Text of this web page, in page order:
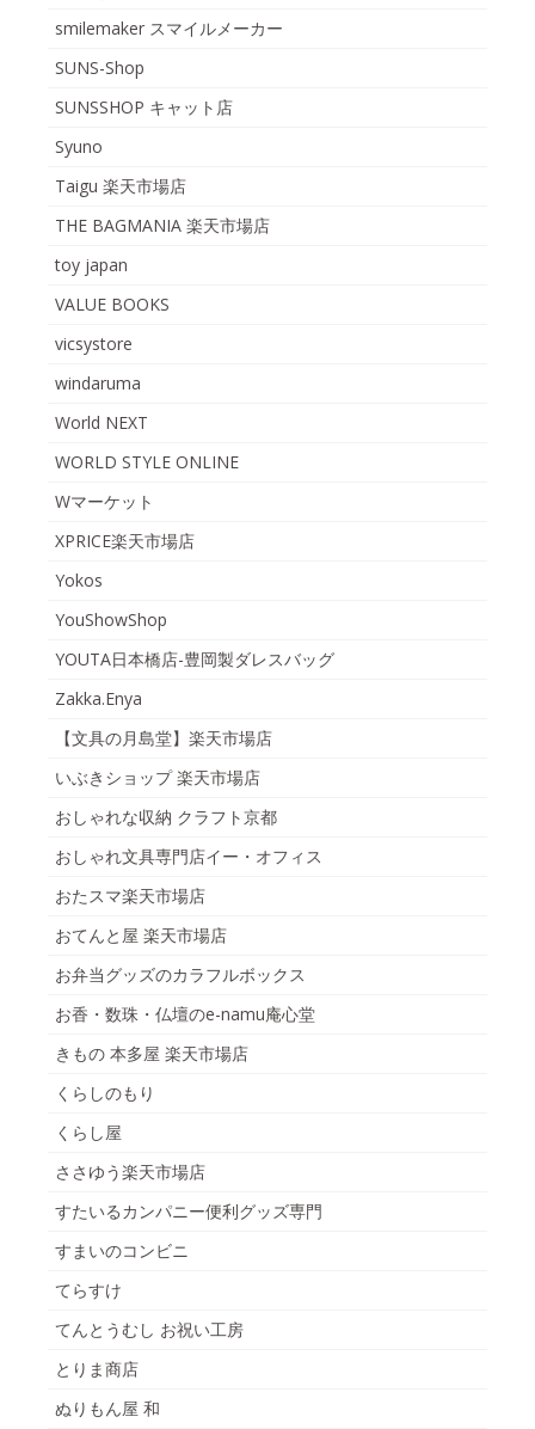
smilemaker スマイルメーカー
SUNS-Shop
SUNSSHOP キャット店
Syuno
Taigu 楽天市場店
THE BAGMANIA 楽天市場店
toy japan
VALUE BOOKS
vicsystore
windaruma
World NEXT
WORLD STYLE ONLINE
Wマーケット
XPRICE楽天市場店
Yokos
YouShowShop
YOUTA日本橋店-豊岡製ダレスバッグ
Zakka.Enya
【文具の月島堂】楽天市場店
いぶきショップ 楽天市場店
おしゃれな収納 クラフト京都
おしゃれ文具専門店イー・オフィス
おたスマ楽天市場店
おてんと屋 楽天市場店
お弁当グッズのカラフルボックス
お香・数珠・仏壇のe-namu庵心堂
きもの 本多屋 楽天市場店
くらしのもり
くらし屋
ささゆう楽天市場店
すたいるカンパニー便利グッズ専門
すまいのコンビニ
てらすけ
てんとうむし お祝い工房
とりま商店
ぬりもん屋 和